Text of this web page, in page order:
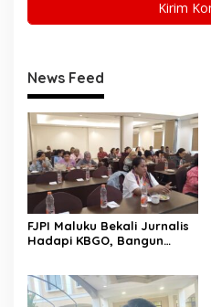
News Feed
FJPI Maluku Bekali Jurnalis
Hadapi KBGO, Bangun